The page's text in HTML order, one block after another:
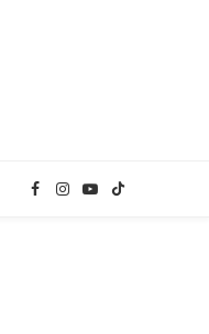
Facebook
Instagram
YouTube
TikTok